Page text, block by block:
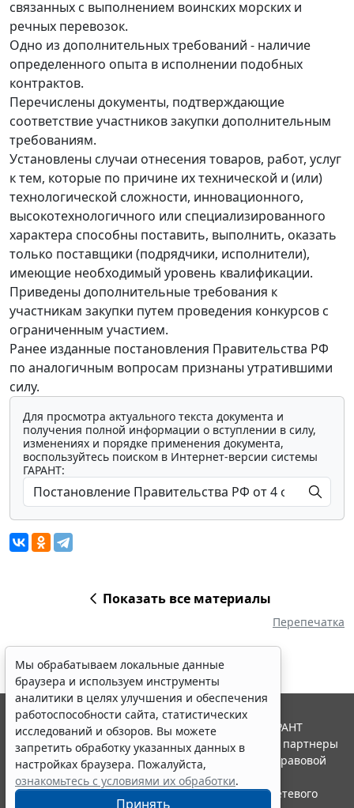
связанных с выполнением воинских морских и
речных перевозок.
Одно из дополнительных требований - наличие
определенного опыта в исполнении подобных
контрактов.
Перечислены документы, подтверждающие
соответствие участников закупки дополнительным
требованиям.
Установлены случаи отнесения товаров, работ, услуг
к тем, которые по причине их технической и (или)
технологической сложности, инновационного,
высокотехнологичного или специализированного
характера способны поставить, выполнить, оказать
только поставщики (подрядчики, исполнители),
имеющие необходимый уровень квалификации.
Приведены дополнительные требования к
участникам закупки путем проведения конкурсов с
ограниченным участием.
Ранее изданные постановления Правительства РФ
по аналогичным вопросам признаны утратившими
силу.
Для просмотра актуального текста документа и
получения полной информации о вступлении в силу,
изменениях и порядке применения документа,
воспользуйтесь поиском в Интернет-версии системы
ГАРАНТ:
Показать все материалы
Перепечатка
Мы обрабатываем локальные данные
браузера и используем инструменты
аналитики в целях улучшения и обеспечения
работоспособности сайта, статистических
исследований и обзоров. Вы можете
запретить обработку указанных данных в
настройках браузера. Пожалуйста,
ознакомьтесь с условиями их обработки.
Принять
© ООО "НПП "ГАРАНТ-СЕРВИС", 2026. Система ГАРАНТ
выпускается с 1990 года. Компания "Гарант" и ее партнеры
являются участниками Российской ассоциации правовой
информации ГАРАНТ.
Портал ГАРАНТ.РУ зарегистрирован в качестве сетевого